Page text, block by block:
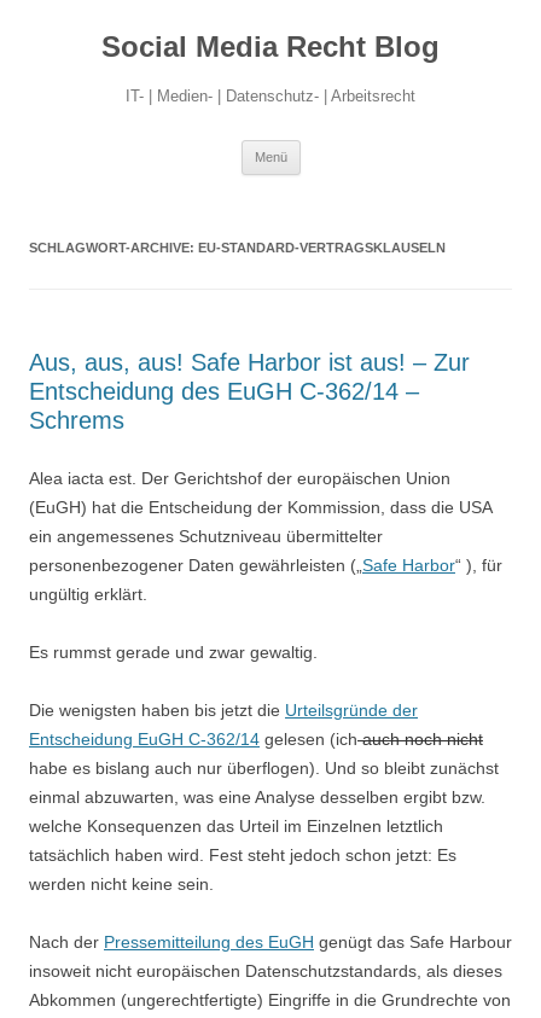
Social Media Recht Blog
IT- | Medien- | Datenschutz- | Arbeitsrecht
Menü
SCHLAGWORT-ARCHIVE: EU-STANDARD-VERTRAGSKLAUSELN
Aus, aus, aus! Safe Harbor ist aus! – Zur
Entscheidung des EuGH C-362/14 –
Schrems
Alea iacta est. Der Gerichtshof der europäischen Union
(EuGH) hat die Entscheidung der Kommission, dass die USA
ein angemessenes Schutzniveau übermittelter
personenbezogener Daten gewährleisten („ Safe Harbor“ ), für
ungültig erklärt.
Es rummst gerade und zwar gewaltig.
Die wenigsten haben bis jetzt die Urteilsgründe der
Entscheidung EuGH C-362/14 gelesen (ichauch noch nicht
habe es bislang auch nur überflogen). Und so bleibt zunächst
einmal abzuwarten, was eine Analyse desselben ergibt bzw.
welche Konsequenzen das Urteil im Einzelnen letztlich
tatsächlich haben wird. Fest steht jedoch schon jetzt: Es
werden nicht keine sein.
Nach der Pressemitteilung des EuGH genügt das Safe Harbour
insoweit nicht europäischen Datenschutzstandards, als dieses
Abkommen (ungerechtfertigte) Eingriffe in die Grundrechte von